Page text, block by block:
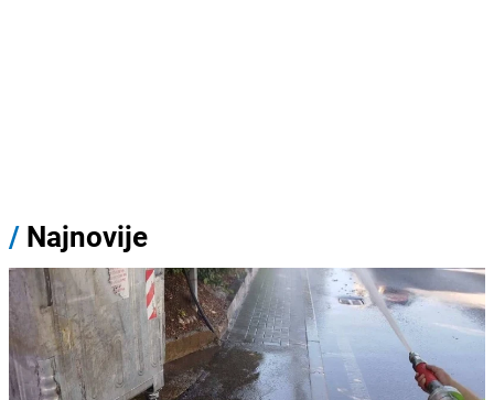
/ Najnovije